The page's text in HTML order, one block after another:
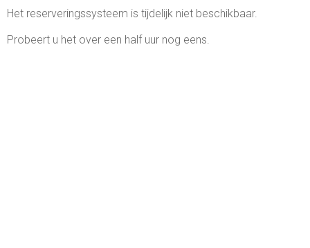
Het reserveringssysteem is tijdelijk niet beschikbaar.
Probeert u het over een half uur nog eens.